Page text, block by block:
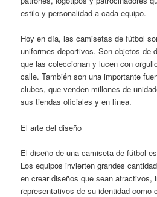
estilo y personalidad a cada equipo.
Hoy en día, las camisetas de fútbol
uniformes deportivos. Son objetos de
que las coleccionan y lucen con
calle. También son una importante
clubes, que venden millones de
sus tiendas oficiales y en línea.
El arte del diseño
El diseño de una camiseta de fútbol
Los equipos invierten grandes
en crear diseños que sean atractivos,
representativos de su identidad como